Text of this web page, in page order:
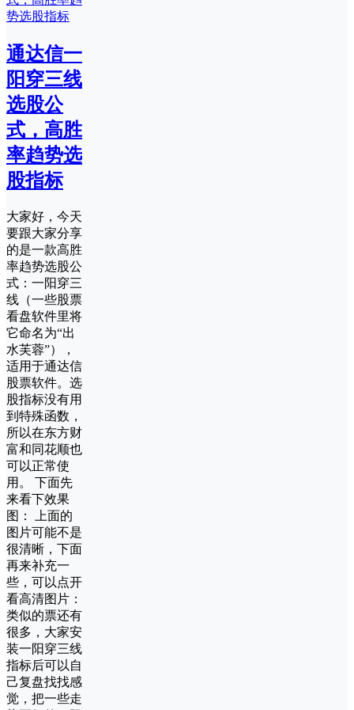
通达信一
阳穿三线
选股公
式，高胜
率趋势选
股指标
大家好，今天
要跟大家分享
的是一款高胜
率趋势选股公
式：一阳穿三
线（一些股票
看盘软件里将
它命名为“出
水芙蓉”），
适用于通达信
股票软件。选
股指标没有用
到特殊函数，
所以在东方财
富和同花顺也
可以正常使
用。 下面先
来看下效果
图： 上面的
图片可能不是
很清晰，下面
再来补充一
些，可以点开
看高清图片：
类似的票还有
很多，大家安
装一阳穿三线
指标后可以自
己复盘找找感
觉，把一些走